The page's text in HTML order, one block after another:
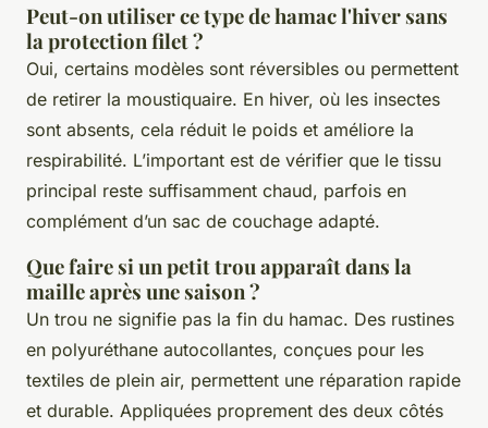
Peut-on utiliser ce type de hamac l'hiver sans
la protection filet ?
Oui, certains modèles sont réversibles ou permettent
de retirer la moustiquaire. En hiver, où les insectes
sont absents, cela réduit le poids et améliore la
respirabilité. L’important est de vérifier que le tissu
principal reste suffisamment chaud, parfois en
complément d’un sac de couchage adapté.
Que faire si un petit trou apparaît dans la
maille après une saison ?
Un trou ne signifie pas la fin du hamac. Des rustines
en polyuréthane autocollantes, conçues pour les
textiles de plein air, permettent une réparation rapide
et durable. Appliquées proprement des deux côtés